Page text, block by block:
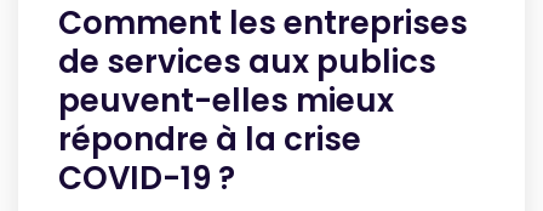
Comment les entreprises
de services aux publics
peuvent-elles mieux
répondre à la crise
COVID-19 ?